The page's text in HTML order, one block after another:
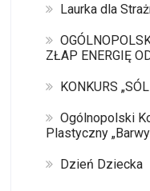
Laurka dla
ZŁAP ENERGIĘ
KONKURS
Ogólnopolski
Plastyczny
Dzień Dziecka